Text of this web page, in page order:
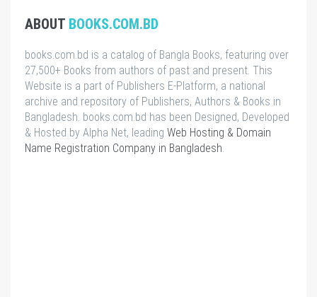
ABOUT BOOKS.COM.BD
books.com.bd is a catalog of Bangla Books, featuring over
27,500+ Books from authors of past and present. This
Website is a part of Publishers E-Platform, a national
archive and repository of Publishers, Authors & Books in
Bangladesh. books.com.bd has been Designed, Developed
& Hosted by Alpha Net, leading Web Hosting & Domain
Name Registration Company in Bangladesh